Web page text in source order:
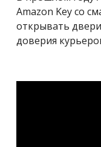
Amazon Key со
открывать
доверия